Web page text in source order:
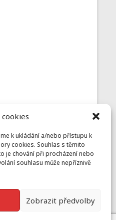
cookies
k ukládání a/nebo přístupu k
cookies. Souhlas s těmito
je chování při procházení nebo
souhlasu může nepříznivě
Zobrazit předvolby